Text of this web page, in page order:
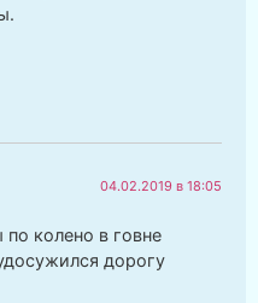
04.02.2019 в 18:05
колено в говне
дорогу